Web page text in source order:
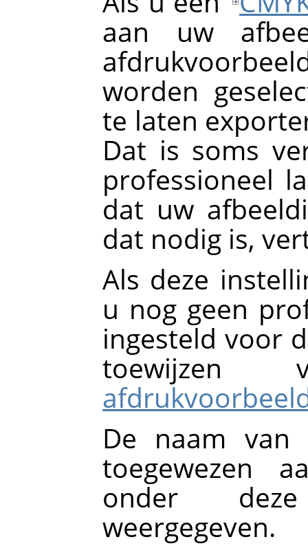
aan uw
worden
te laten
Dat is soms
professioneel
dat uw
dat nodig is,
Als deze
u nog geen
ingesteld voor
De naam van
toegewezen
onder
weergegeven.